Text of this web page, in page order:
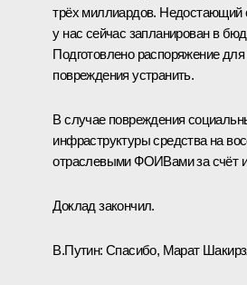
трёх миллиардов.
у нас сейчас запланирован в
Подготовлено распоряжение
повреждения устранить.
В случае повреждения
инфраструктуры средства на
отраслевыми ФОИВами за счёт
Доклад закончил.
В.Путин: Спасибо, Марат